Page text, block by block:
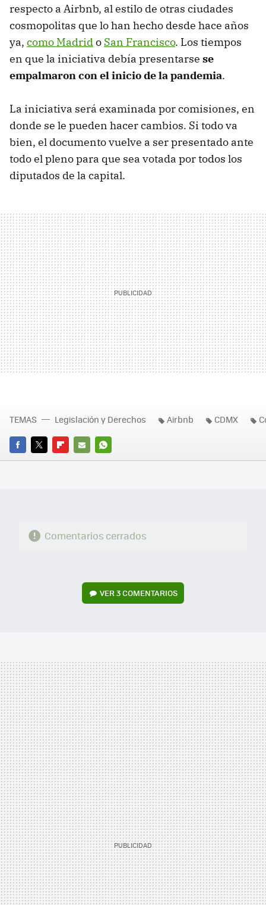
respecto a Airbnb, al estilo de otras ciudades
cosmopolitas que lo han hecho desde hace años
ya, como Madrido San Francisco. Los tiempos
en que la iniciativa debía presentarse se
empalmaron con el inicio de la pandemia.
La iniciativa será examinada por comisiones, en
donde se le pueden hacer cambios. Si todo va
bien, el documento vuelve a ser presentado ante
todo el pleno para que sea votada por todos los
diputados de la capital.
FACEBOOK
TWITTERFLIPBOARD
E-
WHATSAPP
TEMAS Legislación y Derechos Airbnb CDMX
Comentarios cerrados
VER3 COMENTARIOS